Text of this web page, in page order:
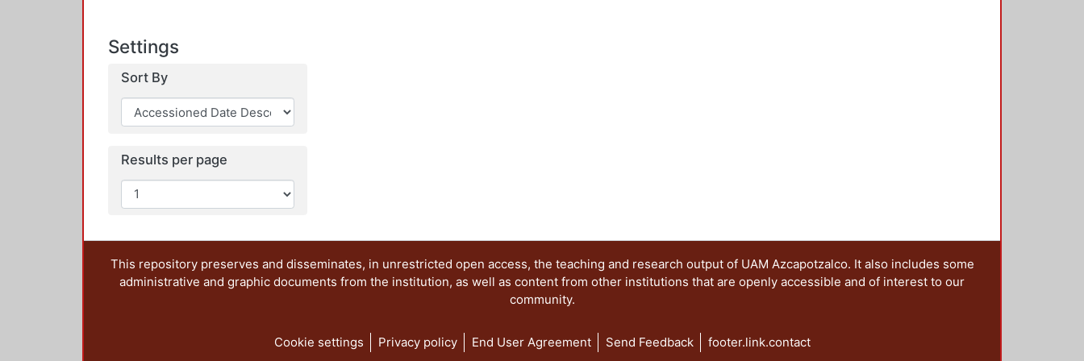
Settings
Sort By
Results per page
This repository preserves and disseminates, in unrestricted open access, the teaching and research output of UAM Azcapotzalco. It also includes some
administrative and graphic documents from the institution, as well as content from other institutions that are openly accessible and of interest to our
community.
Cookie settings Privacy policy End User Agreement Send Feedback footer.link.contact